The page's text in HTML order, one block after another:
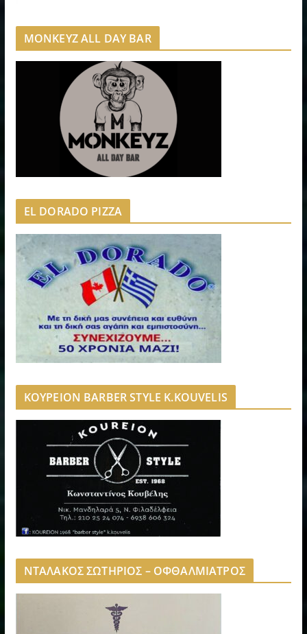
MONKEYZ ALL DAY BAR
EL DORADO PIZZA
ΚΟΥΡΕΙΟΝ BARBER STYLE K.KOUVELIS
ΝΤΑΛΑΚΟΣ ΣΩΤΗΡΙΟΣ – ΟΦΘΑΛΜΙΑΤΡΟΣ